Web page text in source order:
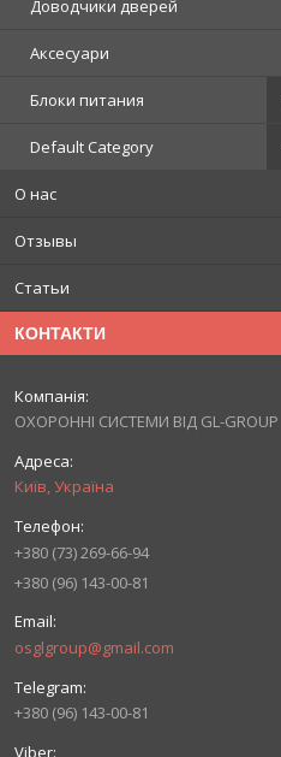
Доводчики дверей
Аксесуари
Блоки питания
Default Category
О нас
Отзывы
Статьи
КОНТАКТИ
ОХОРОННІ СИСТЕМИ ВІД GL-GROUP
Київ, Україна
+380 (73) 269-66-94
+380 (96) 143-00-81
osglgroup@gmail.com
+380 (96) 143-00-81